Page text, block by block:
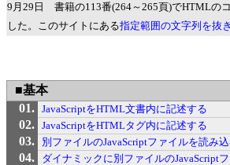
9月29日 書籍の113番(264～265頁)でHTMLの
した。このサイトにある指定範囲の文字列を抜
■基本
JavaScriptをHTML文書内に記述する
JavaScriptをHTMLタグ内に記述する
別ファイルのJavaScriptファイルを読み
ダイナミックに別ファイルのJavaScript